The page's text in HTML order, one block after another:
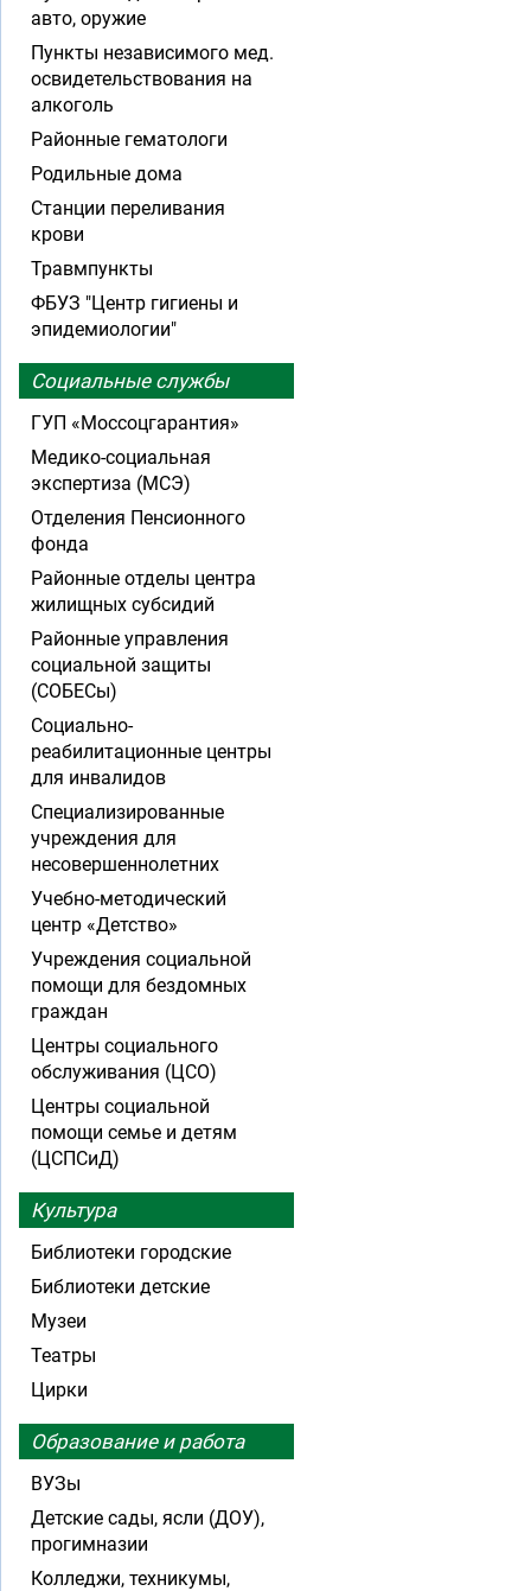
авто, оружие
Пункты независимого мед.
освидетельствования на
алкоголь
Районные гематологи
Родильные дома
Станции переливания
крови
Травмпункты
ФБУЗ "Центр гигиены и
эпидемиологии"
Социальные службы
ГУП «Моссоцгарантия»
Медико-социальная
экспертиза (МСЭ)
Отделения Пенсионного
фонда
Районные отделы центра
жилищных субсидий
Районные управления
социальной защиты
(СОБЕСы)
Социально-
реабилитационные центры
для инвалидов
Специализированные
учреждения для
несовершеннолетних
Учебно-методический
центр «Детство»
Учреждения социальной
помощи для бездомных
граждан
Центры социального
обслуживания (ЦСО)
Центры социальной
помощи семье и детям
(ЦСПСиД)
Культура
Библиотеки городские
Библиотеки детские
Музеи
Театры
Цирки
Образование и работа
ВУЗы
Детские сады, ясли (ДОУ),
прогимназии
Колледжи, техникумы,